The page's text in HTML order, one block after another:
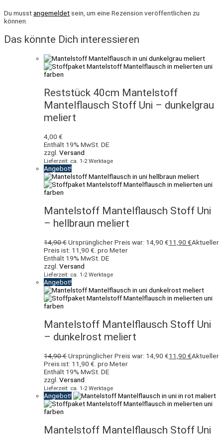
Du musstangemeldet sein, um eine Rezension veröffentlichen zu
können.
Das könnte Dich interessieren
Reststück 40cm Mantelstoff
Mantelflausch Stoff Uni – dunkelgrau
meliert
4,00 €
Enthält 19% MwSt. DE
zzgl. Versand
Lieferzeit: ca. 1-2 Werktage
Angebot!
Mantelstoff Mantelflausch Stoff Uni
– hellbraun meliert
14,90€Ursprünglicher Preis war: 14,90 €11,90 €Aktueller
Preis ist: 11,90 €. pro Meter
Enthält 19% MwSt. DE
zzgl. Versand
Lieferzeit: ca. 1-2 Werktage
Angebot!
Mantelstoff Mantelflausch Stoff Uni
– dunkelrost meliert
14,90€Ursprünglicher Preis war: 14,90 €11,90 €Aktueller
Preis ist: 11,90 €. pro Meter
Enthält 19% MwSt. DE
zzgl. Versand
Lieferzeit: ca. 1-2 Werktage
Angebot!
Mantelstoff Mantelflausch Stoff Uni